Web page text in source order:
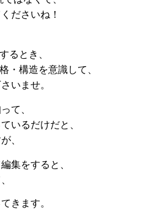
ださいね！
るとき、
・構造を意識して、
いませ。
て、
いるだけだと、
、
集をすると、
きます。